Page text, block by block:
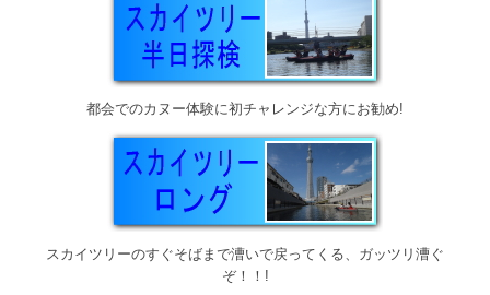
都会でのカヌー体験に初チャレンジな方にお勧め!
スカイツリーのすぐそばまで漕いで戻ってくる、ガッツリ漕ぐ
ぞ！！!